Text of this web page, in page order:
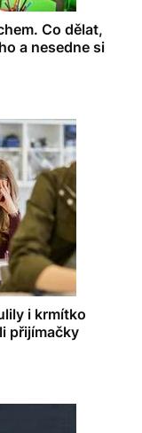
Co dělat,
a nesedne si
i krmítko
přijímačky